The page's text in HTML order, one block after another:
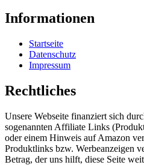
Informationen
Startseite
Datenschutz
Impressum
Rechtliches
Unsere Webseite finanziert sich
sogenannten Affiliate Links
oder einem Hinweis auf Amazon
Produktlinks bzw. Werbeanzeigen
Betrag, der uns hilft, diese Seite